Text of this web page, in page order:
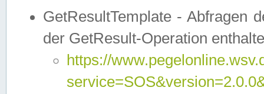
GetResultTemplate - Abfragen
der GetResult-Operation
https://